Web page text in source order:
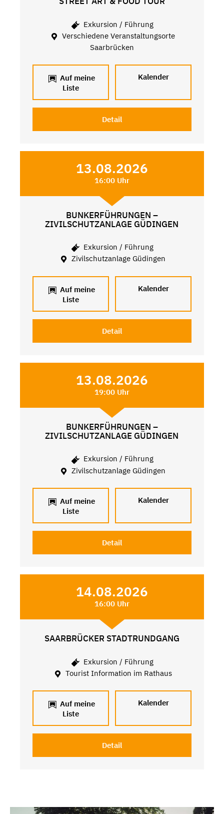
Exkursion / Führung
Verschiedene Veranstaltungsorte
Saarbrücken
Auf meine
Liste
Kalender
Detail
13.08.2026
16:00 Uhr
BUNKERFÜHRUNGEN –
ZIVILSCHUTZANLAGE GÜDINGEN
Exkursion / Führung
Zivilschutzanlage Güdingen
Auf meine
Liste
Kalender
Detail
13.08.2026
19:00 Uhr
BUNKERFÜHRUNGEN –
ZIVILSCHUTZANLAGE GÜDINGEN
Exkursion / Führung
Zivilschutzanlage Güdingen
Auf meine
Liste
Kalender
Detail
14.08.2026
16:00 Uhr
SAARBRÜCKER STADTRUNDGANG
Exkursion / Führung
Tourist Information im Rathaus
Auf meine
Liste
Kalender
Detail